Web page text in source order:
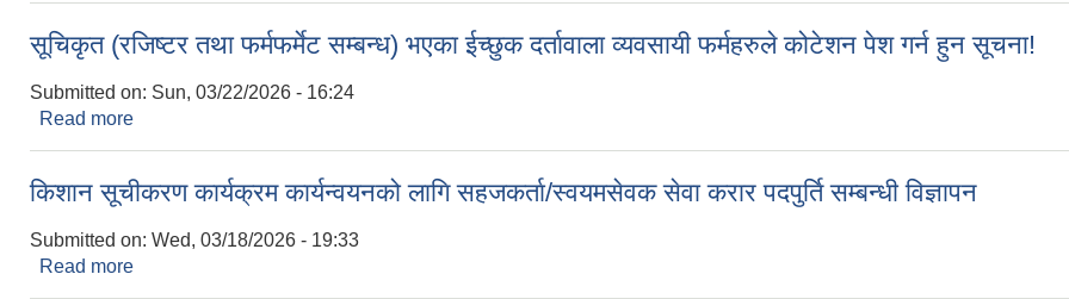
सूचिकृत (रजिष्टर तथा फर्मफर्मेट सम्बन्ध) भएका ईच्छुक दर्तावाला व्यवसायी फर्महरुले कोटेशन पेश गर्न हुन सूचना!
Submitted on: Sun, 03/22/2026 - 16:24
Read more
किशान सूचीकरण कार्यक्रम कार्यन्वयनको लागि सहजकर्ता/स्वयमसेवक सेवा करार पदपुर्ति सम्बन्धी विज्ञापन
Submitted on: Wed, 03/18/2026 - 19:33
Read more